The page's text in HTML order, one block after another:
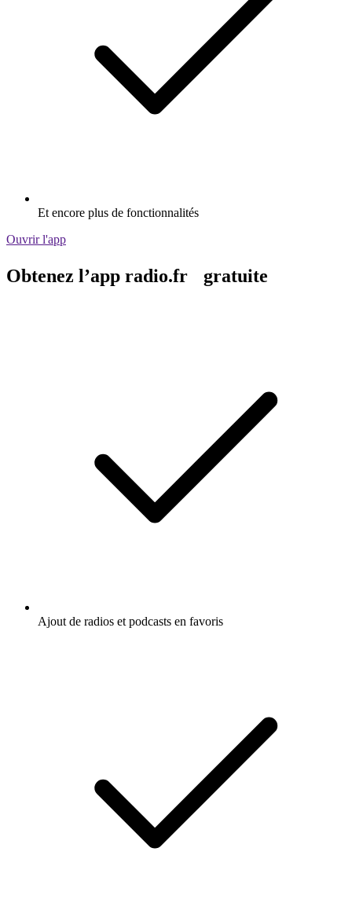
Et encore plus de fonctionnalités
Ouvrir l'app
Obtenez l’app radio.fr gratuite
Ajout de radios et podcasts en favoris